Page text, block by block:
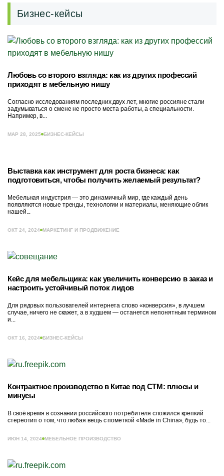
Бизнес-кейсы
Любовь со второго взгляда: как из других профессий
приходят в мебельную нишу
Согласно исследованиям последних двух лет, многие россияне стали
задумываться о смене не просто места работы, а специальности.
Например, в...
МАР 28, 2025 БИЗНЕС-КЕЙСЫ
Выставка как инструмент для роста бизнеса: как
подготовиться, чтобы получить желаемый результат?
Мебельная индустрия — это динамичный мир, где каждый день
появляются новые тренды, технологии и материалы, меняющие облик
нашей...
ОКТ 24, 2024 МАРКЕТИНГ И ПРОДВИЖЕНИЕ
Кейс для мебельщика: как увеличить конверсию в заказ и
настроить устойчивый поток лидов
Для рядовых пользователей интернета слово «конверсия», в лучшем
случае, ничего не скажет, а в худшем — останется непонятным термином
и...
ОКТ 16, 2024 БИЗНЕС-КЕЙСЫ
Контрактное производство в Китае под СТМ: плюсы и
минусы
В своё время в сознании российского потребителя сложился крепкий
стереотип о том, что любая вещь с пометкой «Made in China», будь то...
ИЮН 14, 2024 МЕБЕЛЬНОЕ ПРОИЗВОДСТВО